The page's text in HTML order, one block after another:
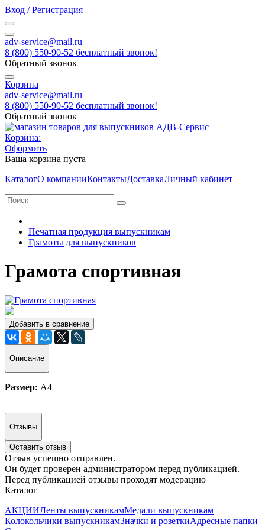
Вход / Регистрация
adv-service@mail.ru
8 (800) 550-90-52 бесплатный звонок!
Обратный звонок
Корзина
adv-service@mail.ru
8 (800) 550-90-52 бесплатный звонок!
Обратный звонок
Корзина:
Оформить
Ваша корзина пуста
КаталогО компанииКонтактыДоставкаЛичный кабинет
Печатная продукция выпускникам
Грамоты для выпускников
Грамота спортивная
Добавить в сравнение
Описание
Размер: А4
Отзывы
Оставить отзыв
Отзыв успешно отправлен.
Он будет проверен администратором перед публикацией.
Перед публикацией отзывы проходят модерацию
Каталог
АКЦИИЛенты выпускникамМедали выпускникам
Колокольчики выпускникамЗначки и розеткиАдресные папки